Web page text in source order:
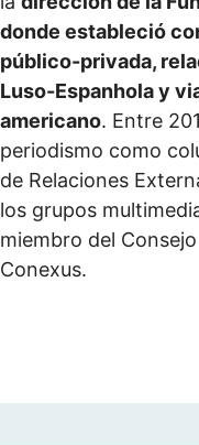
donde estableció
público-privada,
Luso-Espanhola y
americano. Entre
periodismo como
de Relaciones
los grupos
miembro del
Conexus.